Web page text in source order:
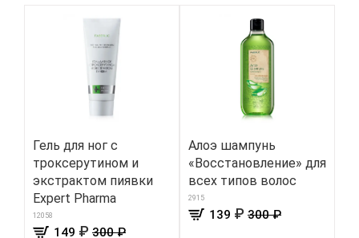
Гель для ног с
троксерутином и
экстрактом пиявки
Expert Pharma
12058
149 ₽ 300 ₽
Алоэ шампунь
«Восстановление» для
всех типов волос
2915
139 ₽ 300 ₽